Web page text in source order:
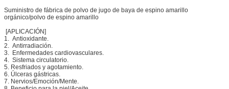
Suministro de fábrica de polvo de jugo de baya de espino amarillo
orgánico/polvo de espino amarillo
[APLICACIÓN]
1. Antioxidante.
2. Antirradiación.
3. Enfermedades cardiovasculares.
4. Sistema circulatorio.
5. Resfriados y agotamiento.
6. Úlceras gástricas.
7. Nervios/Emoción/Mente.